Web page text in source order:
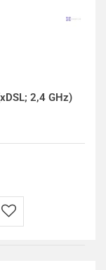
2,4 GHz)
Do